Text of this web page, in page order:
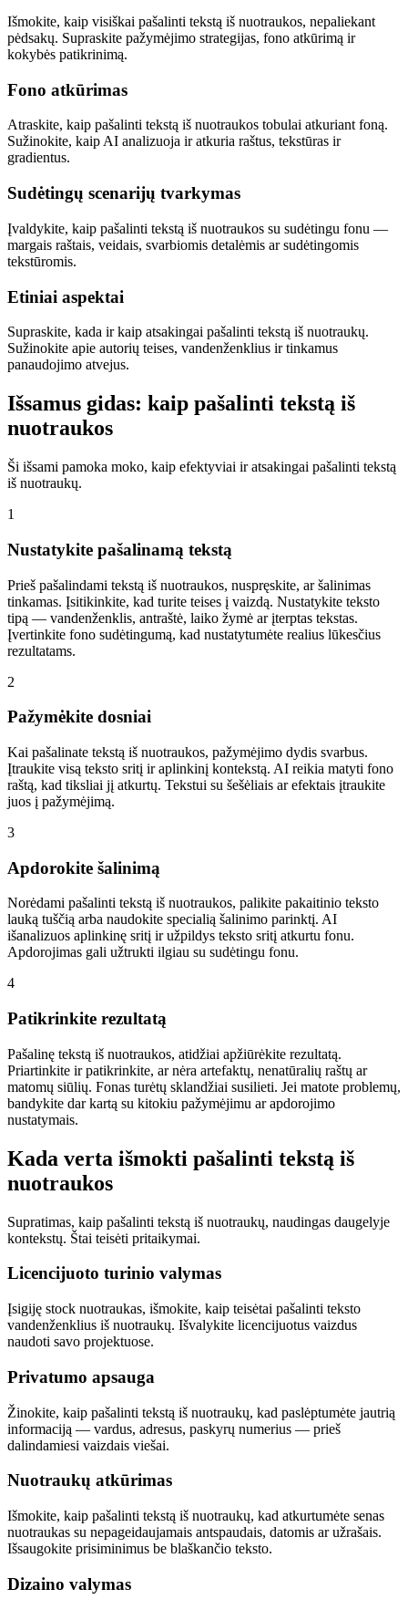
Išmokite, kaip visiškai pašalinti tekstą iš nuotraukos, nepaliekant
pėdsakų. Supraskite pažymėjimo strategijas, fono atkūrimą ir
kokybės patikrinimą.
Fono atkūrimas
Atraskite, kaip pašalinti tekstą iš nuotraukos tobulai atkuriant foną.
Sužinokite, kaip AI analizuoja ir atkuria raštus, tekstūras ir
gradientus.
Sudėtingų scenarijų tvarkymas
Įvaldykite, kaip pašalinti tekstą iš nuotraukos su sudėtingu fonu —
margais raštais, veidais, svarbiomis detalėmis ar sudėtingomis
tekstūromis.
Etiniai aspektai
Supraskite, kada ir kaip atsakingai pašalinti tekstą iš nuotraukų.
Sužinokite apie autorių teises, vandenženklius ir tinkamus
panaudojimo atvejus.
Išsamus gidas: kaip pašalinti tekstą iš
nuotraukos
Ši išsami pamoka moko, kaip efektyviai ir atsakingai pašalinti tekstą
iš nuotraukų.
1
Nustatykite pašalinamą tekstą
Prieš pašalindami tekstą iš nuotraukos, nuspręskite, ar šalinimas
tinkamas. Įsitikinkite, kad turite teises į vaizdą. Nustatykite teksto
tipą — vandenženklis, antraštė, laiko žymė ar įterptas tekstas.
Įvertinkite fono sudėtingumą, kad nustatytumėte realius lūkesčius
rezultatams.
2
Pažymėkite dosniai
Kai pašalinate tekstą iš nuotraukos, pažymėjimo dydis svarbus.
Įtraukite visą teksto sritį ir aplinkinį kontekstą. AI reikia matyti fono
raštą, kad tiksliai jį atkurtų. Tekstui su šešėliais ar efektais įtraukite
juos į pažymėjimą.
3
Apdorokite šalinimą
Norėdami pašalinti tekstą iš nuotraukos, palikite pakaitinio teksto
lauką tuščią arba naudokite specialią šalinimo parinktį. AI
išanalizuos aplinkinę sritį ir užpildys teksto sritį atkurtu fonu.
Apdorojimas gali užtrukti ilgiau su sudėtingu fonu.
4
Patikrinkite rezultatą
Pašalinę tekstą iš nuotraukos, atidžiai apžiūrėkite rezultatą.
Priartinkite ir patikrinkite, ar nėra artefaktų, nenatūralių raštų ar
matomų siūlių. Fonas turėtų sklandžiai susilieti. Jei matote problemų,
bandykite dar kartą su kitokiu pažymėjimu ar apdorojimo
nustatymais.
Kada verta išmokti pašalinti tekstą iš
nuotraukos
Supratimas, kaip pašalinti tekstą iš nuotraukų, naudingas daugelyje
kontekstų. Štai teisėti pritaikymai.
Licencijuoto turinio valymas
Įsigiję stock nuotraukas, išmokite, kaip teisėtai pašalinti teksto
vandenženklius iš nuotraukų. Išvalykite licencijuotus vaizdus
naudoti savo projektuose.
Privatumo apsauga
Žinokite, kaip pašalinti tekstą iš nuotraukų, kad paslėptumėte jautrią
informaciją — vardus, adresus, paskyrų numerius — prieš
dalindamiesi vaizdais viešai.
Nuotraukų atkūrimas
Išmokite, kaip pašalinti tekstą iš nuotraukų, kad atkurtumėte senas
nuotraukas su nepageidaujamais antspaudais, datomis ar užrašais.
Išsaugokite prisiminimus be blaškančio teksto.
Dizaino valymas